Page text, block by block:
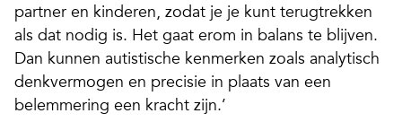
partner en kinderen, zodat je je kunt terugtrekken
als dat nodig is. Het gaat erom in balans te blijven.
Dan kunnen autistische kenmerken zoals analytisch
denkvermogen en precisie in plaats van een
belemmering een kracht zijn.’